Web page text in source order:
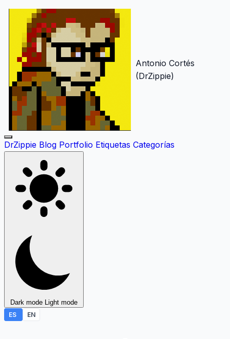
Antonio Cortés
(DrZippie)
DrZippie Blog Portfolio Etiquetas Categorías
Dark mode Light mode
ES
EN